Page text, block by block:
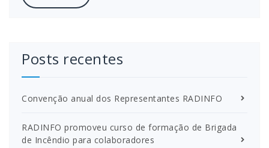
Posts recentes
Convenção anual dos Representantes RADINFO
RADINFO promoveu curso de formação de Brigada
de Incêndio para colaboradores